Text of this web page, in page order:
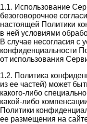
1.1. Использование
безоговорочное
настоящей Политики
в ней условиями
В случае несогласия с
конфиденциальности
от использования
1.2. Политика
из ее частей) может
какого-либо
какой-либо
Политики
ее размещения на